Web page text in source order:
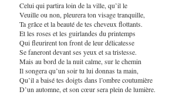
Celui qui partira loin de la ville, qu’il le
Veuille ou non, pleurera ton visage tranquille,
Ta grâce et la beauté de tes cheveux flottants.
Et les roses et les guirlandes du printemps
Qui fleurirent ton front de leur délicatesse
Se faneront devant ses yeux et sa tristesse.
Mais au bord de la nuit calme, sur le chemin
Il songera qu’un soir tu lui donnas ta main,
Qu’il a baisé tes doigts dans l’ombre coutumière
D’un automne, et son cœur sera plein de lumière.